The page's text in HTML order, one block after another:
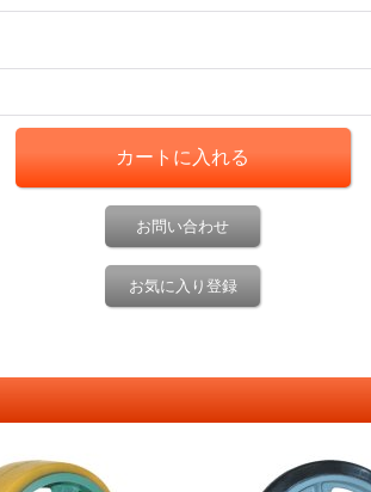
お問い合わせ
お気に入り登録